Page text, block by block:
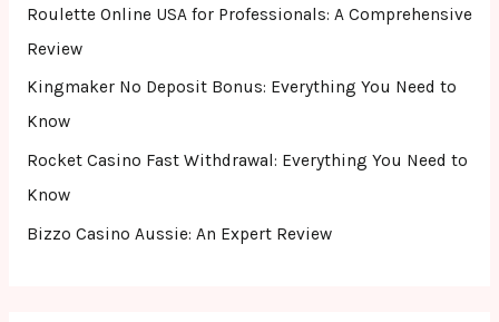
Roulette Online USA for Professionals: A Comprehensive
Review
Kingmaker No Deposit Bonus: Everything You Need to
Know
Rocket Casino Fast Withdrawal: Everything You Need to
Know
Bizzo Casino Aussie: An Expert Review